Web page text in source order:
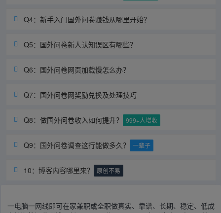
Q4：新手入门国外问卷赚钱从哪里开始？

Q5：国外问卷新人认知误区有哪些？

Q6：国外问卷网页加载慢怎么办？

Q7：国外问卷网奖励兑换及处理技巧

Q8：做国外问卷收入如何提升？ 999+人增收

Q9：国外问卷调查这行能做多久？ 一辈子

10：博客内容哪里来？ 原创不易

一电脑一网线即可在家兼职或全职做真实、靠谱、长期、稳定、低成